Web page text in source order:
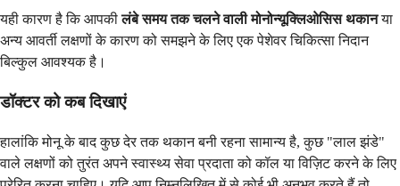
यही कारण है कि आपकीलंबे समय तक चलने वाली मोनोन्यूक्लिओसिस थकानया
अन्य आवर्ती लक्षणों के कारण को समझने के लिए एक पेशेवर चिकित्सा निदान
बिल्कुल आवश्यक है।
डॉक्टर को कब दिखाएं
हालांकि मोनू के बाद कुछ देर तक थकान बनी रहना सामान्य है, कुछ "लाल झंडे"
वाले लक्षणों को तुरंत अपने स्वास्थ्य सेवा प्रदाता को कॉल या विज़िट करने के लिए